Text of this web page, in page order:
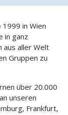
in Wien
in ganz
aus aller Welt
Gruppen zu
über 20.000
unseren
Frankfurt,